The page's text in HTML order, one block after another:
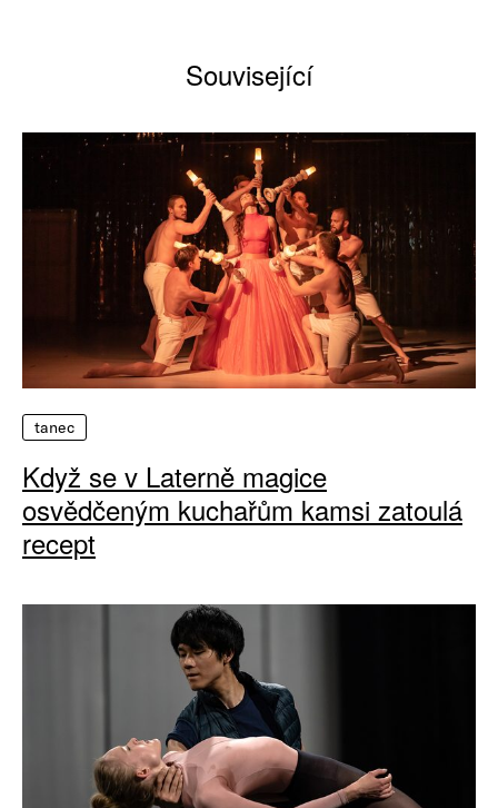
Související
tanec
Když se v Laterně magice
osvědčeným kuchařům kamsi zatoulá
recept